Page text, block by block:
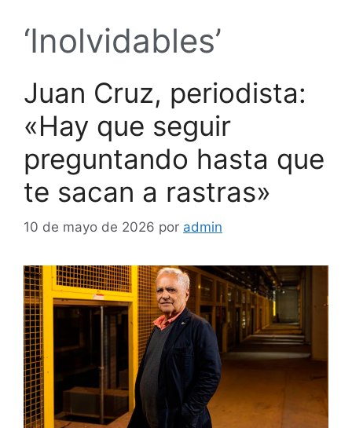
‘Inolvidables’
Juan Cruz, periodista:
«Hay que seguir
preguntando hasta que
te sacan a rastras»
10 de mayo de 2026 por admin